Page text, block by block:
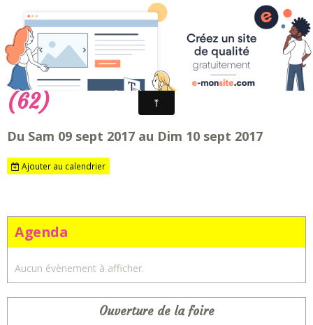
Fêtes foraines d'Arras - Artois en fêtes
Ducasse de Neuville Saint Vaast
(62)
Du Sam 09 sept 2017 au Dim 10 sept 2017
Ajouter au calendrier
Agenda
Aucun évènement à afficher.
Ouverture de la foire